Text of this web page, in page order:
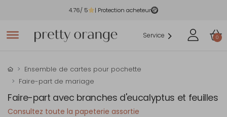
4.76/ 5 | Protection acheteur
Service 0
Ensemble de cartes pour pochette
Faire-part de mariage
Faire-part avec branches d'eucalyptus et feuilles
Consultez toute la papeterie assortie